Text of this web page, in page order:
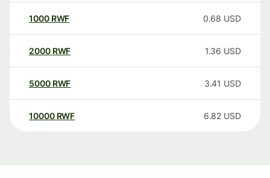
1000 RWF 0.68 USD
2000 RWF 1.36 USD
5000 RWF 3.41 USD
10000 RWF 6.82 USD